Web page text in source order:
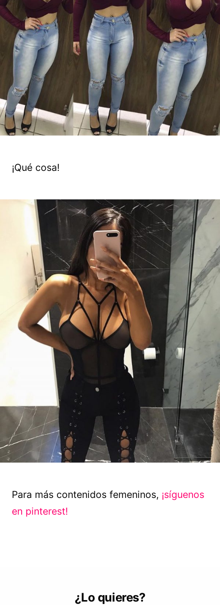
¡Qué cosa!
Para más contenidos femeninos, ¡síguenos
en pinterest!
¿Lo quieres?